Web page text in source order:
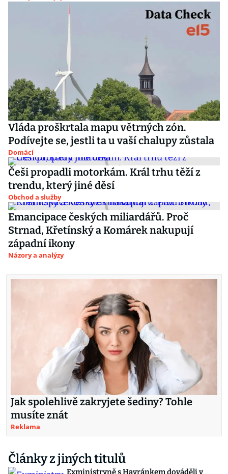
Vláda proškrtala mapu větrných zón.
Podívejte se, jestli ta u vaší chalupy zůstala
Domácí
Češi propadli motorkám. Král trhu těží z
trendu, který jiné děsí
Obchod a služby
Emancipace českých miliardářů. Proč
Strnad, Křetínský a Komárek nakupují
západní ikony
Názory a analýzy
Jak spolehlivě zakryjete šediny? Tohle
musíte znát
Reklama
Články z jiných titulů
Exministryně s Havránkem dováděli v